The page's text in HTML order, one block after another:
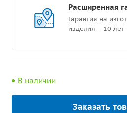
Расширенная
Гарантия на
изделия – 10 лет
В наличии
Заказать